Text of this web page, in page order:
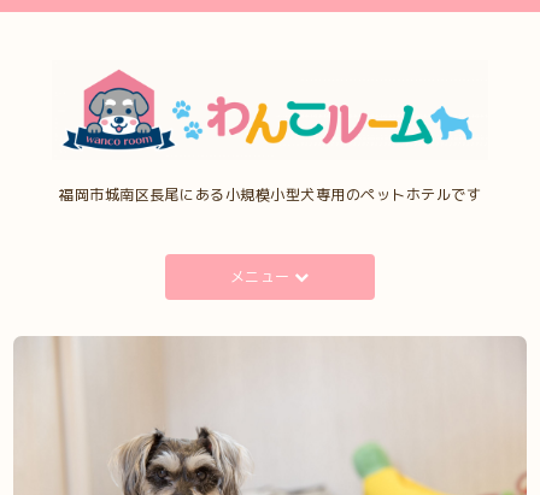
福岡市城南区長尾にある小規模小型犬専用のペットホテルです
メニュー